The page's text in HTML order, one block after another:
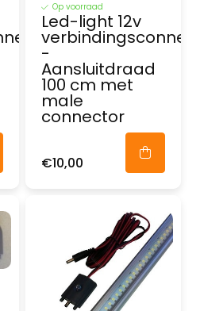
Op voorraad
Led-light 12v
-
Aansluitdraad
100 cm met
male
connector
€10,00